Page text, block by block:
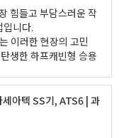
힘들고 부담스러운 작
입니다.
이러한 현장의 고민
생한 하프캐빈형 승용
제성을 모두 고려한
션입니다.
든든한 방제 파트너,
함께 스마트한 농업
아텍 SS기, ATS6 | 과